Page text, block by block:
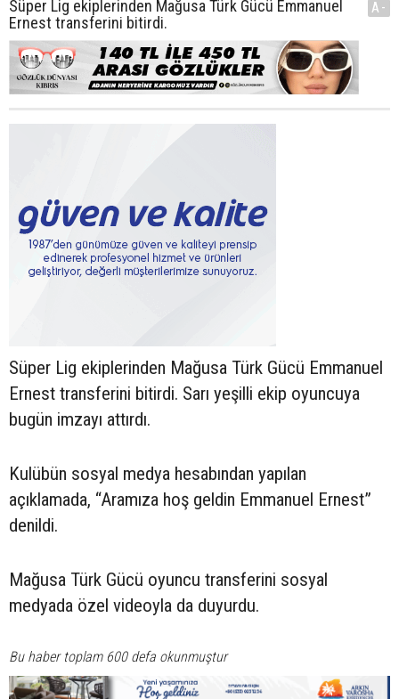
Süper Lig ekiplerinden Mağusa Türk Gücü Emmanuel
Ernest transferini bitirdi.
A-
Süper Lig ekiplerinden Mağusa Türk Gücü Emmanuel
Ernest transferini bitirdi. Sarı yeşilli ekip oyuncuya
bugün imzayı attırdı.
Kulübün sosyal medya hesabından yapılan
açıklamada, “Aramıza hoş geldin Emmanuel Ernest”
denildi.
Mağusa Türk Gücü oyuncu transferini sosyal
medyada özel videoyla da duyurdu.
Bu haber toplam 600 defa okunmuştur